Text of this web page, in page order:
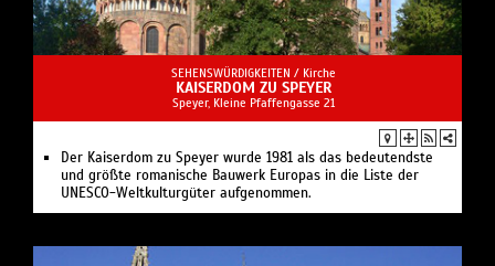
SEHENSWÜRDIGKEITEN / Kirche
KAISERDOM ZU SPEYER
Speyer, Kleine Pfaffengasse 21
Der Kaiserdom zu Speyer wurde 1981 als das bedeutendste
und größte romanische Bauwerk Europas in die Liste der
UNESCO-Weltkulturgüter aufgenommen.